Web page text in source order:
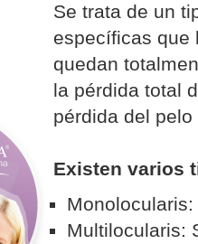
Se trata de un
específicas que
quedan
la pérdida total
pérdida del
Existen varios
Multilocularis: